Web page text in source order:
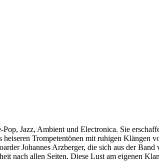
Jazz, Ambient und Electronica. Sie
Trompetentönen mit ruhigen Klängen
Johannes Arzberger, die sich aus der
nach allen Seiten. Diese Lust am eigenen